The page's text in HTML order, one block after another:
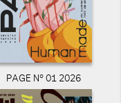
PAGE N° 01 2026